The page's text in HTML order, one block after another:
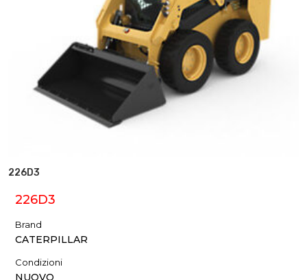
226D3
226D3
Brand
CATERPILLAR
Condizioni
NUOVO